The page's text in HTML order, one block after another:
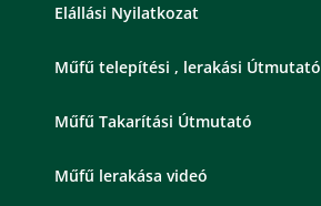
Elállási Nyilatkozat
Műfű telepítési , lerakási Útmutató
Műfű Takarítási Útmutató
Műfű lerakása videó